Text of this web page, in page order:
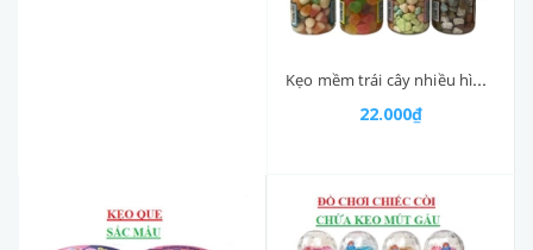
Kẹo mềm trái cây nhiều hình nimi jar Yummy delight hộp (80-:-85)gr
22.000₫